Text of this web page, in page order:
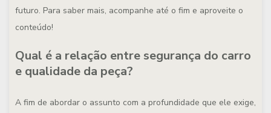
futuro. Para saber mais, acompanhe até o fim e aproveite o
conteúdo!
Qual é a relação entre segurança do carro
e qualidade da peça?
A fim de abordar o assunto com a profundidade que ele exige,